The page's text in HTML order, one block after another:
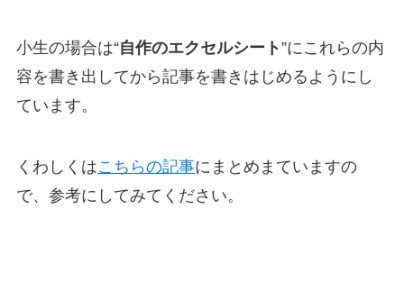
小生の場合は“自作のエクセルシート”にこれらの内
容を書き出してから記事を書きはじめるようにし
ています。
くわしくはこちらの記事にまとめまていますの
で、参考にしてみてください。